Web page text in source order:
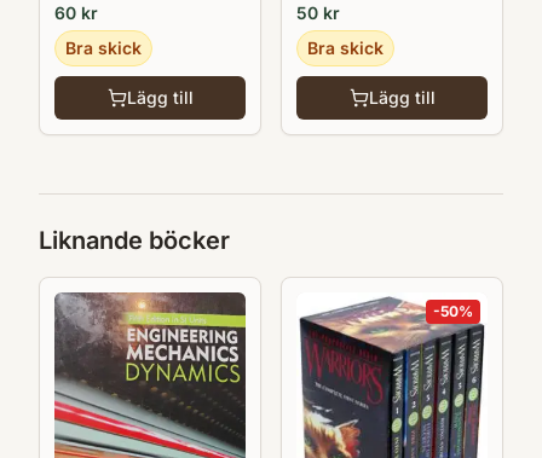
60 kr
Bra skick
Lägg till
50 kr
Bra skick
Lägg till
Liknande böcker
-50%